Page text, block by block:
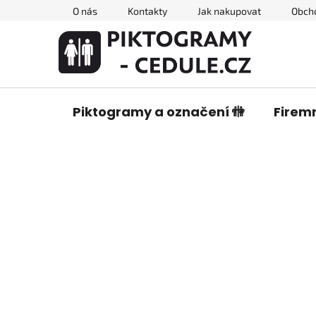
O nás Kontakty Jak nakupovat
Piktogramy a označení 🚻